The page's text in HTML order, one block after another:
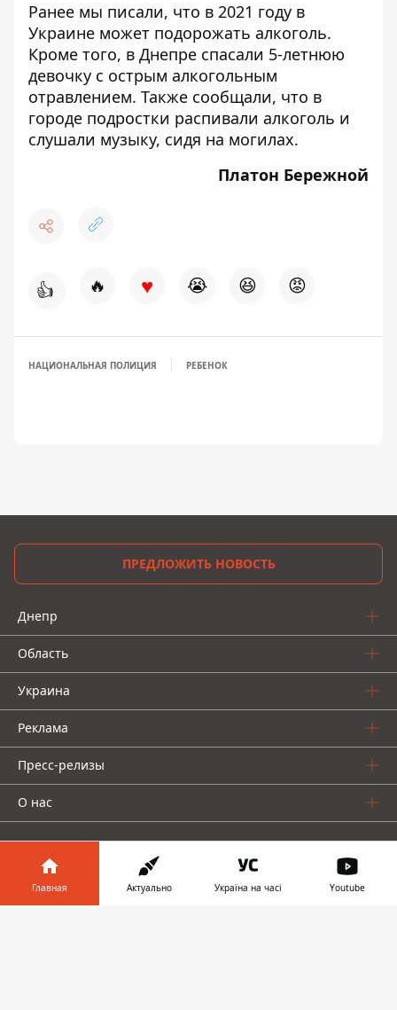
Ранее мы писали, что в 2021 году в
Украине может подорожать алкоголь.
Кроме того, в Днепре спасали 5-летнюю
девочку с острым алкогольным
отравлением. Также сообщали, что в
городе подростки распивали алкоголь и
слушали музыку, сидя на могилах.
Платон Бережной
👍 🔥 ♥ 😭 😆 😡
НАЦИОНАЛЬНАЯ ПОЛИЦИЯ РЕБЕНОК
ПРЕДЛОЖИТЬ НОВОСТЬ
Днепр
Область
Украина
Реклама
Пресс-релизы
О нас
Главная Актуально Україна на часі Youtube